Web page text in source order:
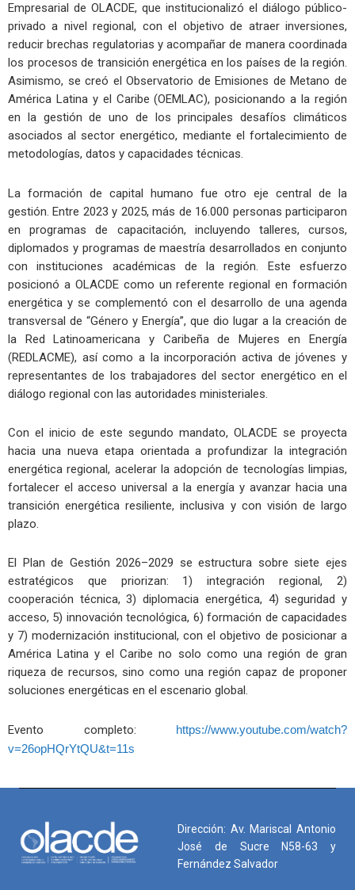
Empresarial de OLACDE, que institucionalizó el diálogo público-
privado a nivel regional, con el objetivo de atraer inversiones,
reducir brechas regulatorias y acompañar de manera coordinada
los procesos de transición energética en los países de la región.
Asimismo, se creó el Observatorio de Emisiones de Metano de
América Latina y el Caribe (OEMLAC), posicionando a la región
en la gestión de uno de los principales desafíos climáticos
asociados al sector energético, mediante el fortalecimiento de
metodologías, datos y capacidades técnicas.
La formación de capital humano fue otro eje central de la
gestión. Entre 2023 y 2025, más de 16.000 personas participaron
en programas de capacitación, incluyendo talleres, cursos,
diplomados y programas de maestría desarrollados en conjunto
con instituciones académicas de la región. Este esfuerzo
posicionó a OLACDE como un referente regional en formación
energética y se complementó con el desarrollo de una agenda
transversal de “Género y Energía”, que dio lugar a la creación de
la Red Latinoamericana y Caribeña de Mujeres en Energía
(REDLACME), así como a la incorporación activa de jóvenes y
representantes de los trabajadores del sector energético en el
diálogo regional con las autoridades ministeriales.
Con el inicio de este segundo mandato, OLACDE se proyecta
hacia una nueva etapa orientada a profundizar la integración
energética regional, acelerar la adopción de tecnologías limpias,
fortalecer el acceso universal a la energía y avanzar hacia una
transición energética resiliente, inclusiva y con visión de largo
plazo.
El Plan de Gestión 2026–2029 se estructura sobre siete ejes
estratégicos que priorizan: 1) integración regional, 2)
cooperación técnica, 3) diplomacia energética, 4) seguridad y
acceso, 5) innovación tecnológica, 6) formación de capacidades
y 7) modernización institucional, con el objetivo de posicionar a
América Latina y el Caribe no solo como una región de gran
riqueza de recursos, sino como una región capaz de proponer
soluciones energéticas en el escenario global.
Evento completo: https://www.youtube.com/watch?
v=26opHQrYtQU&t=11s
Dirección: Av. Mariscal Antonio
José de Sucre N58-63 y
Fernández Salvador